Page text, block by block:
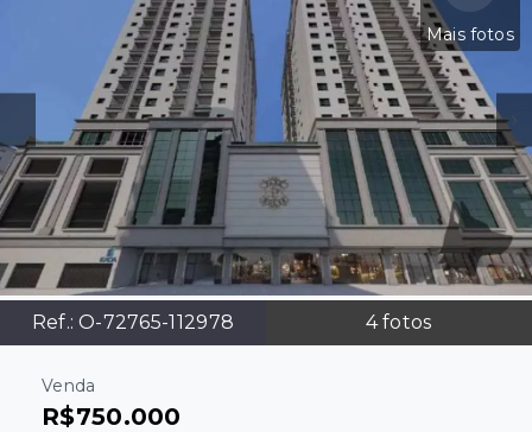
Mais fotos
Ref.: O-72765-112978 4fotos
Venda
R$750.000